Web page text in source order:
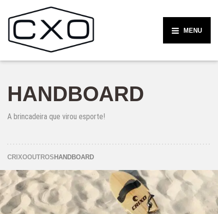
MENU
HANDBOARD
A brincadeira que virou esporte!
CRIXOOUTROS HANDBOARD